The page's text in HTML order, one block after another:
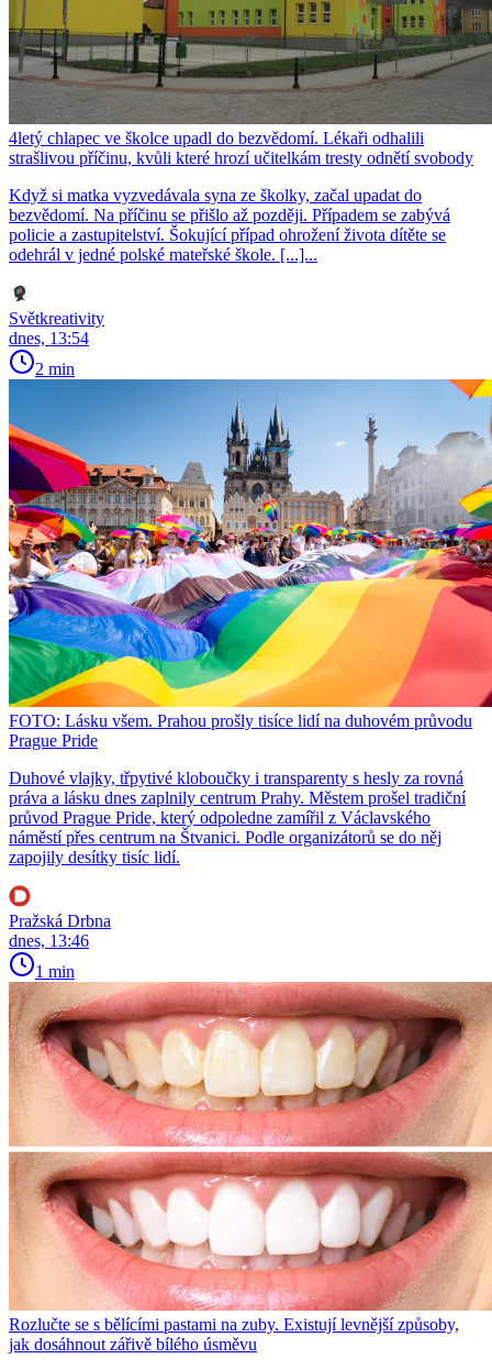
4letý chlapec ve školce upadl do bezvědomí. Lékaři odhalili
strašlivou příčinu, kvůli které hrozí učitelkám tresty odnětí svobody
Když si matka vyzvedávala syna ze školky, začal upadat do
bezvědomí. Na příčinu se přišlo až později. Případem se zabývá
policie a zastupitelství. Šokující případ ohrožení života dítěte se
odehrál v jedné polské mateřské škole. [...]...
Světkreativity
dnes, 13:54
2 min
FOTO: Lásku všem. Prahou prošly tisíce lidí na duhovém průvodu
Prague Pride
Duhové vlajky, třpytivé kloboučky i transparenty s hesly za rovná
práva a lásku dnes zaplnily centrum Prahy. Městem prošel tradiční
průvod Prague Pride, který odpoledne zamířil z Václavského
náměstí přes centrum na Štvanici. Podle organizátorů se do něj
zapojily desítky tisíc lidí.
Pražská Drbna
dnes, 13:46
1 min
Rozlučte se s bělícími pastami na zuby. Existují levnější způsoby,
jak dosáhnout zářivě bílého úsměvu